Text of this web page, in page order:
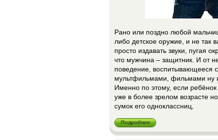
Рано или поздно любой
либо детское оружие, и не так
просто издавать звуки, пугая
что мужчина – защитник. И от
поведение, воспитывающееся
мультфильмами, фильмами ну
Именно по этому, если ребёнок
уже в более зрелом возрасте
сумок его одноклассниц,
Подробнее